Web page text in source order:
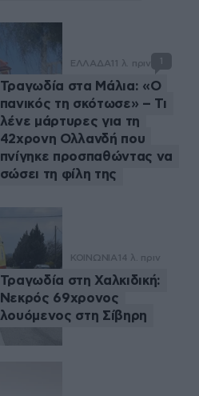
ΕΛΛΑΔΑ 11 λ. πριν
Τραγωδία στα Μάλια: «Ο
πανικός τη σκότωσε» – Τι
λένε μάρτυρες για τη
42χρονη Ολλανδή που
πνίγηκε προσπαθώντας να
σώσει τη φίλη της
ΚΟΙΝΩΝΙΑ 14 λ. πριν
Τραγωδία στη Χαλκιδική:
Νεκρός 69χρονος
λουόμενος στη Σίβηρη